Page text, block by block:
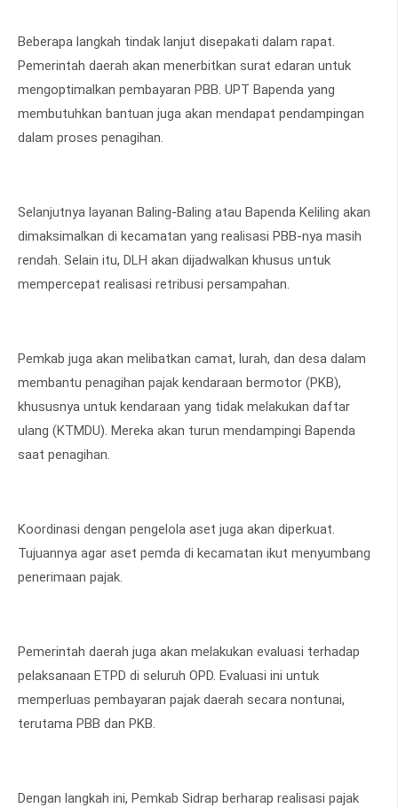
Beberapa langkah tindak lanjut disepakati dalam rapat.
Pemerintah daerah akan menerbitkan surat edaran untuk
mengoptimalkan pembayaran PBB. UPT Bapenda yang
membutuhkan bantuan juga akan mendapat pendampingan
dalam proses penagihan.
Selanjutnya layanan Baling-Baling atau Bapenda Keliling akan
dimaksimalkan di kecamatan yang realisasi PBB-nya masih
rendah. Selain itu, DLH akan dijadwalkan khusus untuk
mempercepat realisasi retribusi persampahan.
Pemkab juga akan melibatkan camat, lurah, dan desa dalam
membantu penagihan pajak kendaraan bermotor (PKB),
khususnya untuk kendaraan yang tidak melakukan daftar
ulang (KTMDU). Mereka akan turun mendampingi Bapenda
saat penagihan.
Koordinasi dengan pengelola aset juga akan diperkuat.
Tujuannya agar aset pemda di kecamatan ikut menyumbang
penerimaan pajak.
Pemerintah daerah juga akan melakukan evaluasi terhadap
pelaksanaan ETPD di seluruh OPD. Evaluasi ini untuk
memperluas pembayaran pajak daerah secara nontunai,
terutama PBB dan PKB.
Dengan langkah ini, Pemkab Sidrap berharap realisasi pajak